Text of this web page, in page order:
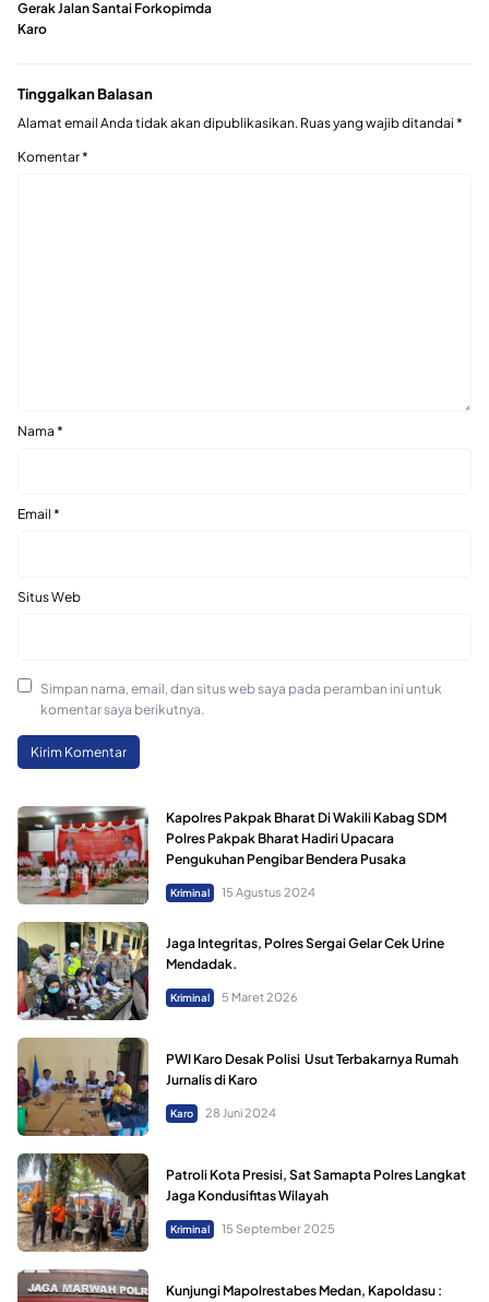
Gerak Jalan Santai Forkopimda
Karo
Tinggalkan Balasan
Alamat email Anda tidak akan dipublikasikan. Ruas yang wajib ditandai *
Komentar*
Nama *
Email *
Situs Web
Simpan nama, email, dan situs web saya pada peramban ini untuk
komentar saya berikutnya.
Kapolres Pakpak Bharat Di Wakili Kabag SDM
Polres Pakpak Bharat Hadiri Upacara
Pengukuhan Pengibar Bendera Pusaka
Kriminal 15 Agustus 2024
Jaga Integritas, Polres Sergai Gelar Cek Urine
Mendadak.
Kriminal 5 Maret 2026
PWI Karo Desak Polisi Usut Terbakarnya Rumah
Jurnalis di Karo
Karo 28 Juni 2024
Patroli Kota Presisi, Sat Samapta Polres Langkat
Jaga Kondusifitas Wilayah
Kriminal 15 September 2025
Kunjungi Mapolrestabes Medan, Kapoldasu :